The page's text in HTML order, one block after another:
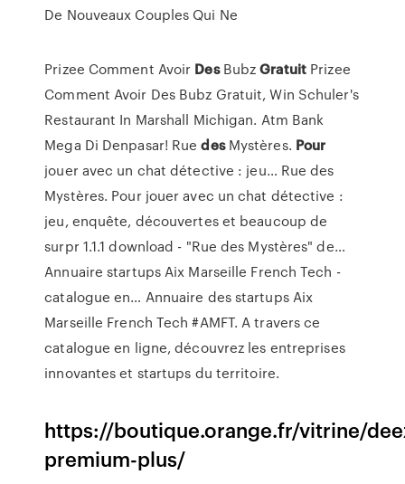
De Nouveaux Couples Qui Ne
Prizee Comment Avoir DesBubzGratuit Prizee
Comment Avoir Des Bubz Gratuit, Win Schuler's
Restaurant In Marshall Michigan. Atm Bank
Mega Di Denpasar! RuedesMystères. Pour
jouer avec un chat détective : jeu… Rue des
Mystères. Pour jouer avec un chat détective :
jeu, enquête, découvertes et beaucoup de
surpr 1.1.1 download - "Rue des Mystères" de…
Annuaire startups Aix Marseille French Tech -
catalogue en… Annuaire des startups Aix
Marseille French Tech #AMFT. A travers ce
catalogue en ligne, découvrez les entreprises
innovantes et startups du territoire.
https://boutique.orange.fr/vitrine/
premium-plus/